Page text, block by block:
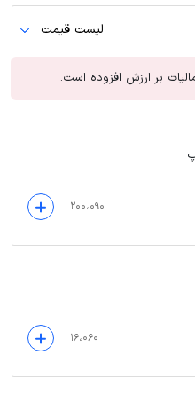
لیست قیمت
۲۰۰،۰۹۰
۱۶،۰۶۰